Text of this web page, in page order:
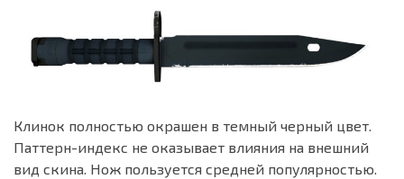
Клинок полностью окрашен в темный черный цвет.
Паттерн-индекс не оказывает влияния на внешний
вид скина. Нож пользуется средней популярностью.